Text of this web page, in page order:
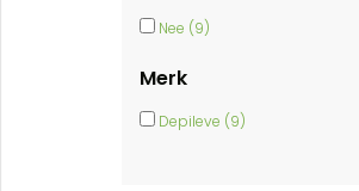
Nee (9)
Merk
Depileve (9)